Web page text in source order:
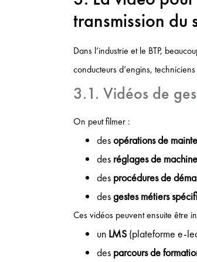
transmission du
Dans l’industrie et le BTP,
conducteurs d’engins,
3.1. Vidéos de
On peut filmer :
desopérations de
des réglages de machine
des procédures de
desgestes métiers
Ces vidéos peuvent ensuite être
un LMS (plateforme e-
des parcours de